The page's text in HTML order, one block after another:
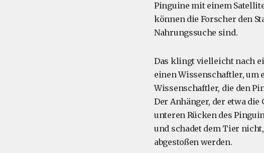
Pinguine mit einem
können die Forscher den
Nahrungssuche sind.
Das klingt vielleicht nach
einen Wissenschaftler, um
Wissenschaftler, die den
Der Anhänger, der etwa
unteren Rücken des
und schadet dem Tier
abgestoßen werden.